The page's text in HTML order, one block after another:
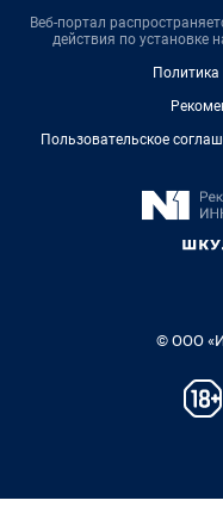
Веб-портал
действия по установке
Пользовательское
© ООО